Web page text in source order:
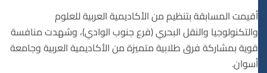
أقيمت المسابقة بتنظيم من الأكاديمية العربية للعلوم
والتكنولوجيا والنقل البحري (فرع جنوب الوادي)، وشهدت منافسة
قوية بمشاركة فرق طلابية متميزة من الأكاديمية العربية وجامعة
أسوان.